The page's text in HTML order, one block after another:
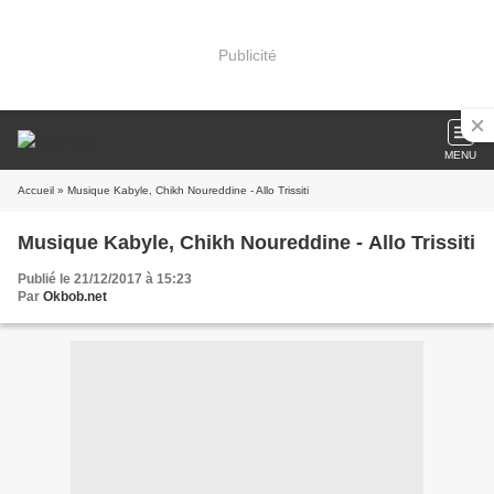
Publicité
MENU
Accueil » Musique Kabyle, Chikh Noureddine - Allo Trissiti
Musique Kabyle, Chikh Noureddine - Allo Trissiti
Publié le 21/12/2017 à 15:23
Par Okbob.net